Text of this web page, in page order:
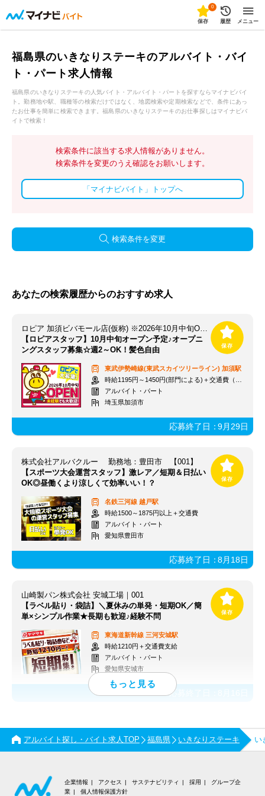
0
保存 履歴 メニュー
福島県のいきなりステーキのアルバイト・バイ
ト・パート求人情報
福島県のいきなりステーキの人気バイト・アルバイト・パートを探すならマイナビバイ
ト。勤務地や駅、職種等の検索だけではなく、地図検索や定期検索などで、条件にあっ
たお仕事を簡単に検索できます。福島県のいきなりステーキのお仕事探しはマイナビバ
イトで検索！
検索条件に該当する求人情報がありません。
検索条件を変更のうえ確認をお願いします。
「マイナビバイト」トップへ
検索条件を変更
あなたの検索履歴からのおすすめ求人
ロピア 加須ビバモール店(仮称) ※2026年10月中旬OPEN予定
【ロピアスタッフ】10月中旬オープン予定♪オープニ
ングスタッフ募集☆週2～OK！髪色自由
東武伊勢崎線(東武スカイツリーライン) 加須駅
時給1195円～1450円(部門による)＋交通費（社内規定）
アルバイト・パート
埼玉県加須市
応募終了日：9月29日
株式会社アルバクルー 勤務地：豊田市 【001】
【スポーツ大会運営スタッフ】激レア／短期＆日払い
OK◎昼働くより涼しくて効率いい！？
名鉄三河線 越戸駅
時給1500～1875円以上＋交通費
アルバイト・パート
愛知県豊田市
応募終了日：8月18日
山崎製パン株式会社 安城工場｜001
【ラベル貼り・袋詰】＼夏休みの単発・短期OK／簡
単×シンプル作業★長期も歓迎♪経験不問
東海道新幹線 三河安城駅
時給1210円＋交通費支給
アルバイト・パート
愛知県安城市
応募終了日：
アルバイト探し・バイト求人TOP 福島県 いきなりステーキ い
企業情報 アクセス サステナビリティ 採用
グループ企
業
個人情報保護方針